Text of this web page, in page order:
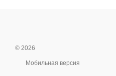
© 2026
Мобильная версия